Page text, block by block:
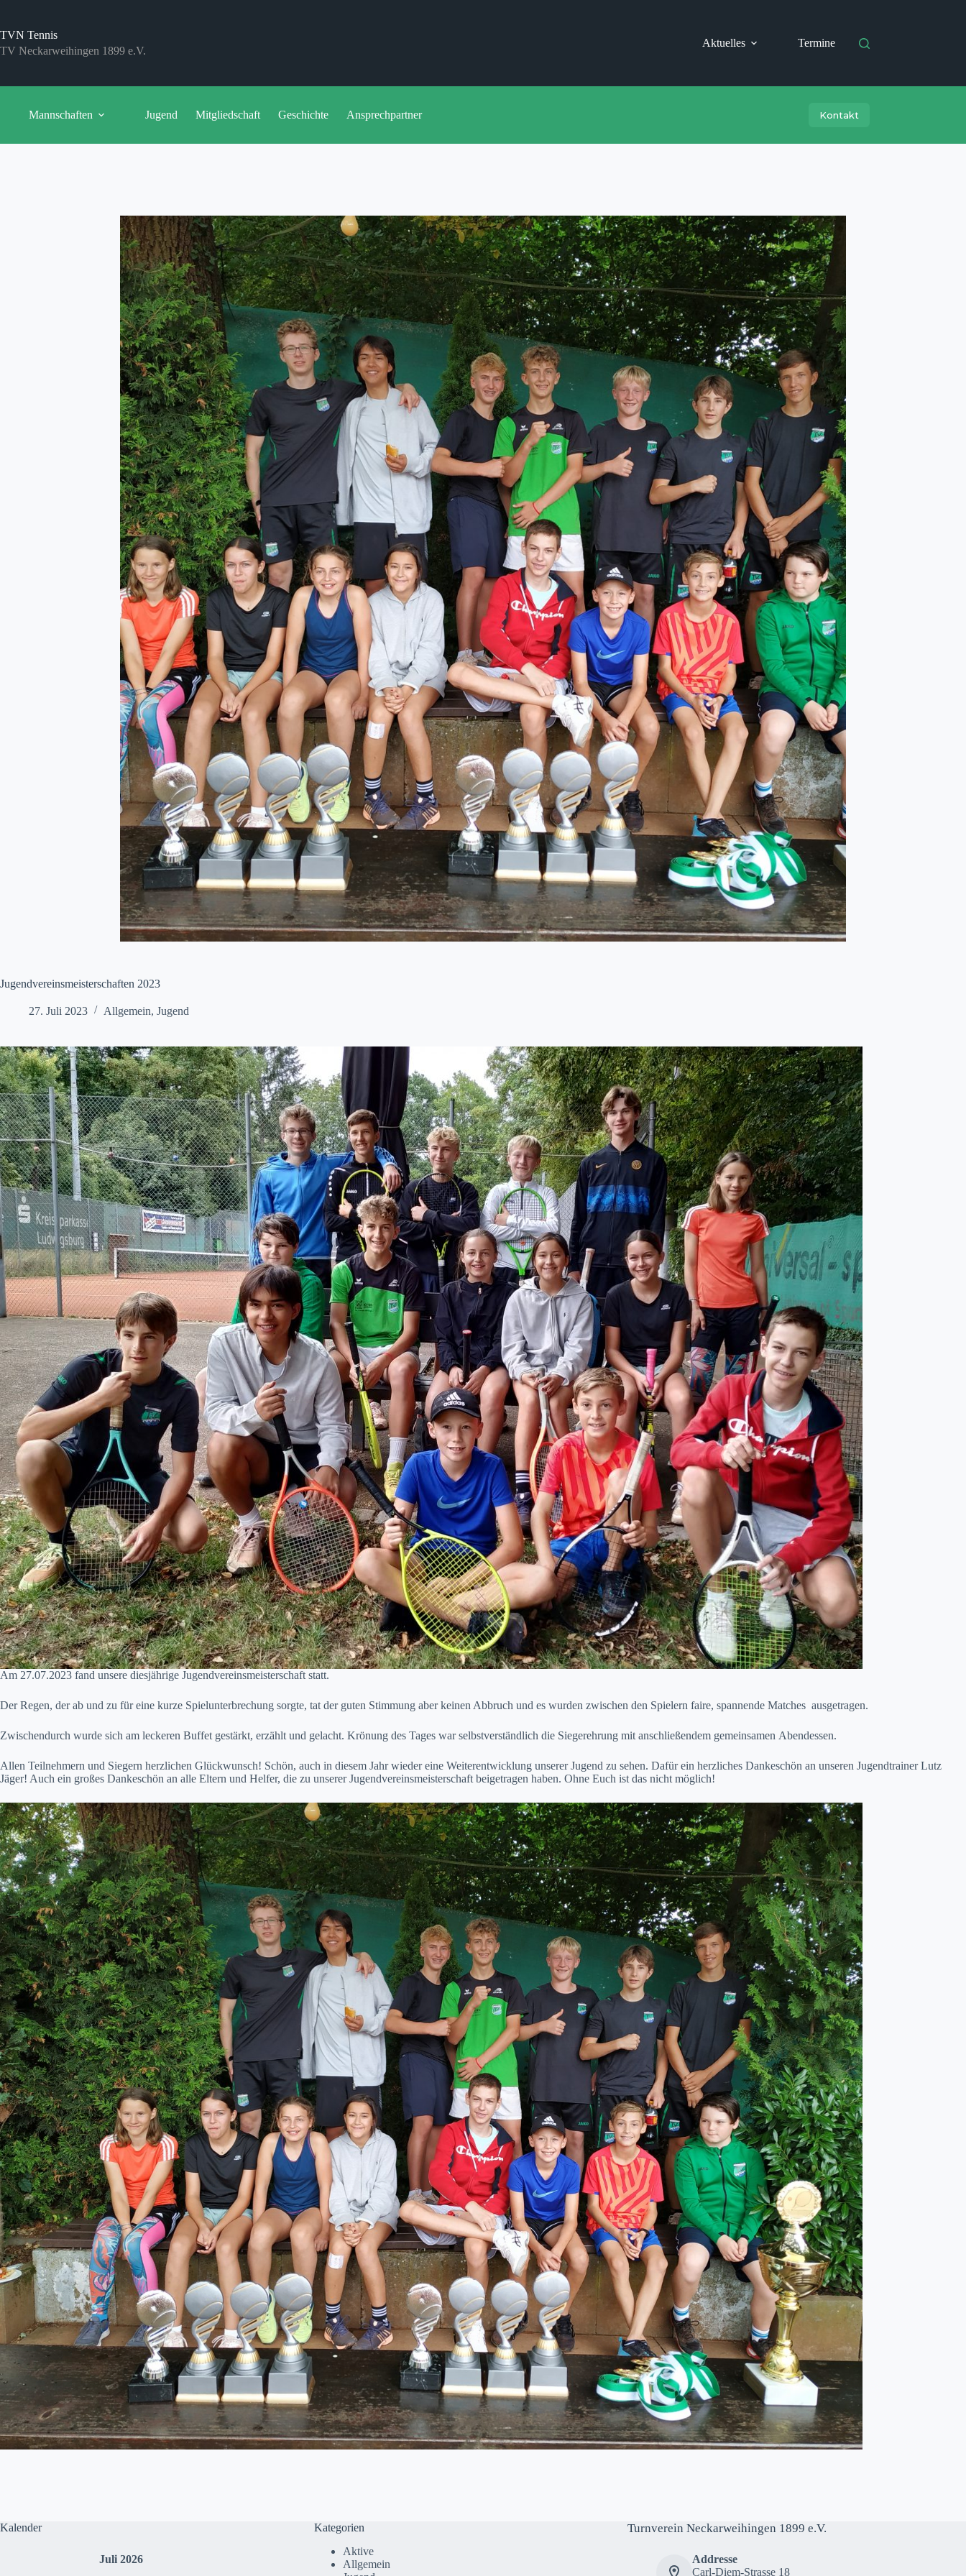
springen
TVN Tennis
TV Neckarweihingen 1899 e.V.
Aktuelles Termine
Mannschaften Jugend Mitgliedschaft Geschichte Ansprechpartner Kontakt
Jugendvereinsmeisterschaften 2023
27. Juli 2023 Allgemein, Jugend
Am 27.07.2023 fand unsere diesjährige Jugendvereinsmeisterschaft statt.
Der Regen, der ab und zu für eine kurze Spielunterbrechung sorgte, tat der guten Stimmung aber keinen Abbruch und es wurden zwischen den Spielern faire, spannende Matches ausgetragen.
Zwischendurch wurde sich am leckeren Buffet gestärkt, erzählt und gelacht. Krönung des Tages war selbstverständlich die Siegerehrung mit anschließendem gemeinsamen Abendessen.
Allen Teilnehmern und Siegern herzlichen Glückwunsch! Schön, auch in diesem Jahr wieder eine Weiterentwicklung unserer Jugend zu sehen. Dafür ein herzliches Dankeschön an unseren Jugendtrainer Lutz
Jäger! Auch ein großes Dankeschön an alle Eltern und Helfer, die zu unserer Jugendvereinsmeisterschaft beigetragen haben. Ohne Euch ist das nicht möglich!
Kalender
Juli 2026
Kategorien
Aktive
Allgemein
Turnverein Neckarweihingen 1899 e.V.
Addresse
Carl-Diem-Strasse 18